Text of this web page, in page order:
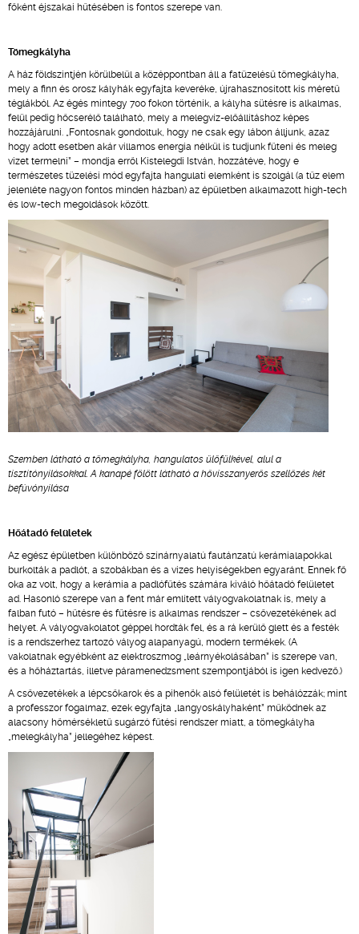
főként éjszakai hűtésében is fontos szerepe van.
Tömegkályha
A ház földszintjén körülbelül a középpontban áll a fatüzelésű tömegkályha,
mely a finn és orosz kályhák egyfajta keveréke, újrahasznosított kis méretű
téglákból. Az égés mintegy 700 fokon történik, a kályha sütésre is alkalmas,
felül pedig hőcserélő található, mely a melegvíz-előállításhoz képes
hozzájárulni. „Fontosnak gondoltuk, hogy ne csak egy lábon álljunk, azaz
hogy adott esetben akár villamos energia nélkül is tudjunk fűteni és meleg
vizet termelni” – mondja erről Kistelegdi István, hozzátéve, hogy e
természetes tüzelési mód egyfajta hangulati elemként is szolgál (a tűz elem
jelenléte nagyon fontos minden házban) az épületben alkalmazott high-tech
és low-tech megoldások között.
Szemben látható a tömegkályha, hangulatos ülőfülkével, alul a
tisztítónyílásokkal. A kanapé fölött látható a hővisszanyerős szellőzés két
befúvónyílása
Hőátadó felületek
Az egész épületben különböző színárnyalatú fautánzatú kerámialapokkal
burkolták a padlót, a szobákban és a vizes helyiségekben egyaránt. Ennek fő
oka az volt, hogy a kerámia a padlófűtés számára kiváló hőátadó felületet
ad. Hasonló szerepe van a fent már említett vályogvakolatnak is, mely a
falban futó – hűtésre és fűtésre is alkalmas rendszer – csővezetékének ad
helyet. A vályogvakolatot géppel hordták fel, és a rá kerülő glett és a festék
is a rendszerhez tartozó vályog alapanyagú, modern termékek. (A
vakolatnak egyébként az elektroszmog „leárnyékolásában” is szerepe van,
és a hőháztartás, illetve páramenedzsment szempontjából is igen kedvező.)
A csővezetékek a lépcsőkarok és a pihenők alsó felületét is behálózzák; mint
a professzor fogalmaz, ezek egyfajta „langyoskályhaként” működnek az
alacsony hőmérsékletű sugárzó fűtési rendszer miatt, a tömegkályha
„melegkályha” jellegéhez képest.